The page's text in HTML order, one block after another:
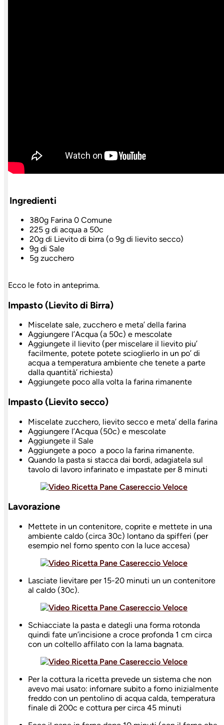
Ingredienti
380g Farina 0 Comune
225 g di acqua a 50c
20g di Lievito di birra (o 9g di lievito secco)
9g di Sale
5g zucchero
Ecco le foto in anteprima.
Impasto (Lievito di Birra)
Miscelate sale, zucchero e meta’ della farina
Aggiungere l’Acqua (a 50c) e mescolate
Aggiungete il lievito (per miscelare il lievito piu’
facilmente, potete potete scioglierlo in un po’ di
acqua a temperatura ambiente che tenete a parte
dalla quantità’ richiesta)
Aggiungete poco alla volta la farina rimanente
Impasto (Lievito secco)
Miscelate zucchero, lievito secco e meta’ della farina
Aggiungere l’Acqua (50c) e mescolate
Aggiungete il Sale
Aggiungete a poco a poco la farina rimanente.
Quando la pasta si stacca dai bordi, adagiatela sul
tavolo di lavoro infarinato e impastate per 8 minuti
Lavorazione
Mettete in un contenitore, coprite e mettete in una
ambiente caldo (circa 30c) lontano da spifferi (per
esempio nel forno spento con la luce accesa)
Lasciate lievitare per 15-20 minuti un un contenitore
al caldo (30c).
Schiacciate la pasta e dategli una forma rotonda
quindi fate un’incisione a croce profonda 1 cm circa
con un coltello affilato con la lama bagnata.
Per la cottura la ricetta prevede un sistema che non
avevo mai usato: infornare subito a forno inizialmente
freddo con un pentolino di acqua calda, temperatura
finale di 200c e cottura per circa 45 minuti